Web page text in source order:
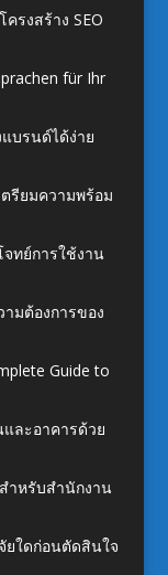
รงสร้าง SEO
für Ihr
บรนด์ได้ง่าย
รียมความพร้อม
ทย์การใช้งาน
มต้องการของ
Guide to
ละอาคารด้วย
ำหรับสำนักงาน
ใดก่อนตัดสินใจ